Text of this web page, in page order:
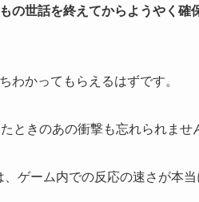
の世話を終えてからようやく
わかってもらえるはずです。
ときのあの衝撃も忘れられませ
ゲーム内での反応の速さが本当